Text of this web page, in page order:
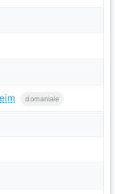
domaniale